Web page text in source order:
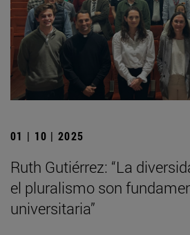
01 | 10 | 2025
Ruth Gutiérrez: “La
el pluralismo son
universitaria”